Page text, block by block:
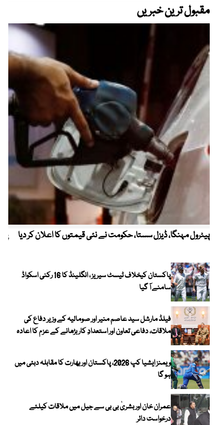
مقبول ترین خبریں
پیٹرول مہنگا، ڈیزل سستا، حکومت نے نئی قیمتوں کا اعلان کر دیا
پاکستان کیخلاف ٹیسٹ سیریز ، انگلینڈ کا 16 رکنی اسکواڈ
سامنے آ گیا
فیلڈ مارشل سید عاصم منیر اور صومالیہ کے وزیر دفاع کی
ملاقات، دفاعی تعاون اور استعدادِ کار بڑھانے کے عزم کا اعادہ
ویمنز ایشیا کپ 2026، پاکستان اور بھارت کا مقابلہ دبئی میں
ہو گا
عمران خان اور بشریٰ بی بی سے جیل میں ملاقات کیلئے
درخواست دائر